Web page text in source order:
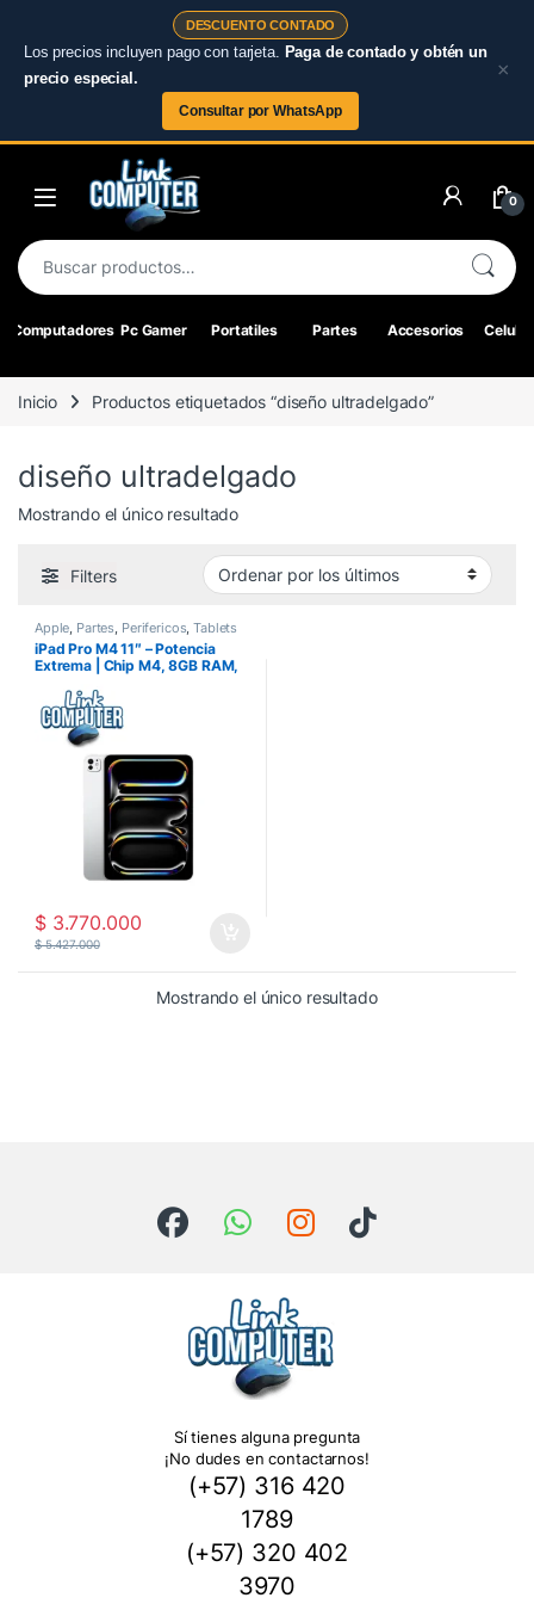
DESCUENTO CONTADO
Los precios incluyen pago con tarjeta. Paga de contado y obtén un
precio especial.
Consultar por WhatsApp
×
Skip to navigation
0
Buscar por:
Computadores Pc Gamer Portatiles Partes Accesorios
Inicio Productos etiquetados “diseño ultradelgado”
diseño ultradelgado
Mostrando el único resultado
Filters
Apple Partes Perifericos ,Tablets
iPad Pro M4 11″ – Potencia
Extrema | Chip M4, 8GB RAM,
Plata
$3.770.000
$5.427.000
Mostrando el único resultado
Sí tienes alguna pregunta
¡No dudes en contactarnos!
(+57) 316 420
1789
(+57) 320 402
3970